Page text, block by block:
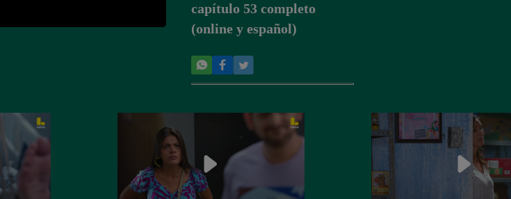
capítulo 53 completo
(online y español)